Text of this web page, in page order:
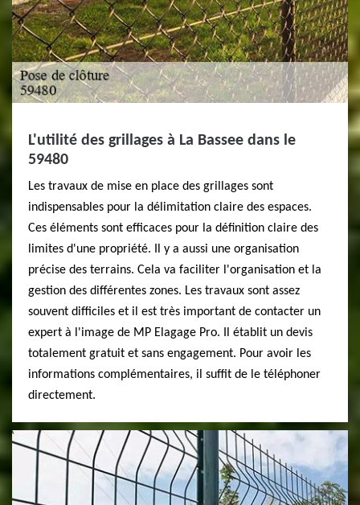
L'utilité des grillages à La Bassee dans le
59480
Les travaux de mise en place des grillages sont
indispensables pour la délimitation claire des espaces.
Ces éléments sont efficaces pour la définition claire des
limites d'une propriété. Il y a aussi une organisation
précise des terrains. Cela va faciliter l'organisation et la
gestion des différentes zones. Les travaux sont assez
souvent difficiles et il est très important de contacter un
expert à l'image de MP Elagage Pro. Il établit un devis
totalement gratuit et sans engagement. Pour avoir les
informations complémentaires, il suffit de le téléphoner
directement.